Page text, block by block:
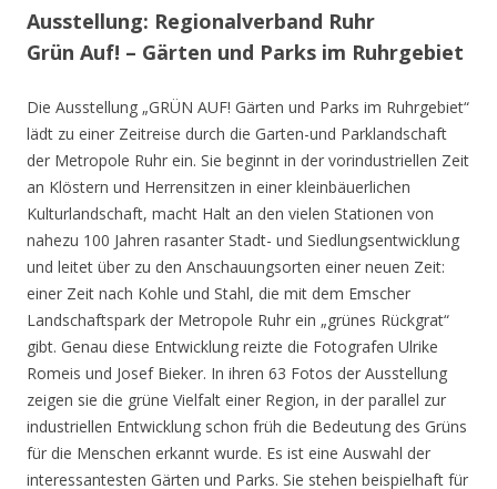
Ausstellung: Regionalverband Ruhr
Grün Auf! – Gärten und Parks im Ruhrgebiet
Die Ausstellung „GRÜN AUF! Gärten und Parks im Ruhrgebiet“
lädt zu einer Zeitreise durch die Garten-und Parklandschaft
der Metropole Ruhr ein. Sie beginnt in der vorindustriellen Zeit
an Klöstern und Herrensitzen in einer kleinbäuerlichen
Kulturlandschaft, macht Halt an den vielen Stationen von
nahezu 100 Jahren rasanter Stadt- und Siedlungsentwicklung
und leitet über zu den Anschauungsorten einer neuen Zeit:
einer Zeit nach Kohle und Stahl, die mit dem Emscher
Landschaftspark der Metropole Ruhr ein „grünes Rückgrat“
gibt. Genau diese Entwicklung reizte die Fotografen Ulrike
Romeis und Josef Bieker. In ihren 63 Fotos der Ausstellung
zeigen sie die grüne Vielfalt einer Region, in der parallel zur
industriellen Entwicklung schon früh die Bedeutung des Grüns
für die Menschen erkannt wurde. Es ist eine Auswahl der
interessantesten Gärten und Parks. Sie stehen beispielhaft für